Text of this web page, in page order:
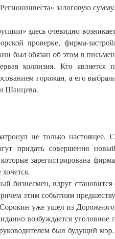
залоговую
здесь очевидно
проверке, фирма-
был обязан об этом в
коллизия. Кто является
горожан, а его
Шанцева.
не только
придать совершенно
зарегистрирована
бизнесмен, вдруг
этим событиям
уже ушел из
возбуждается
был будущий